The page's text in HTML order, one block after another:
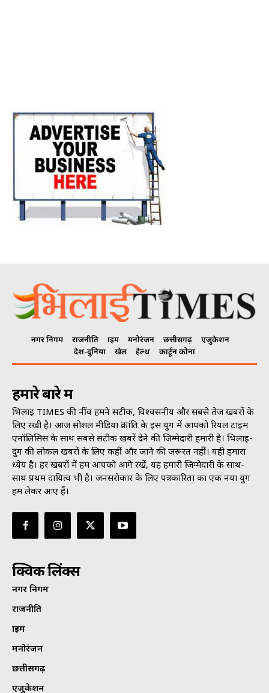
नगर निगम राजनीति क्राइम मनोरंजन छत्तीसगढ़
एजुकेशन
देश-दुनिया
खेल हेल्थ कार्टून कोना
हमारे बारे में
भिलाई TIMES की नींव हमने सटीक, विश्वसनीय और सबसे तेज खबरों के
लिए रखी है। आज सोशल मीडिया क्रांति के इस युग में आपको रियल टाइम
एनॉलिसिस के साथ सबसे सटीक खबरें देने की जिम्मेदारी हमारी है। भिलाई-
दुर्ग की लोकल खबरों के लिए कहीं और जाने की जरूरत नहीं। यही हमारा
ध्येय है। हर खबरों में हम आपको आगे रखें, यह हमारी जिम्मेदारी के साथ-
साथ प्रथम दायित्व भी है। जनसराेकार के लिए पत्रकारिता का एक नया युग
हम लेकर आए हैं।
क्विक लिंक्स
नगर निगम
राजनीति
क्राइम
मनोरंजन
छत्तीसगढ़
एजुकेशन